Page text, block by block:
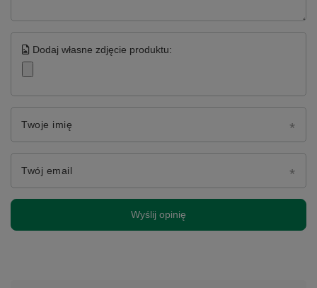
Dodaj własne zdjęcie produktu:
Twoje imię
Twój email
Wyślij opinię